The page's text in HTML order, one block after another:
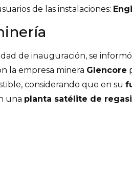
de las instalaciones:
de inauguración, se
la empresa minera Glencore
considerando que en su
una planta satélite de